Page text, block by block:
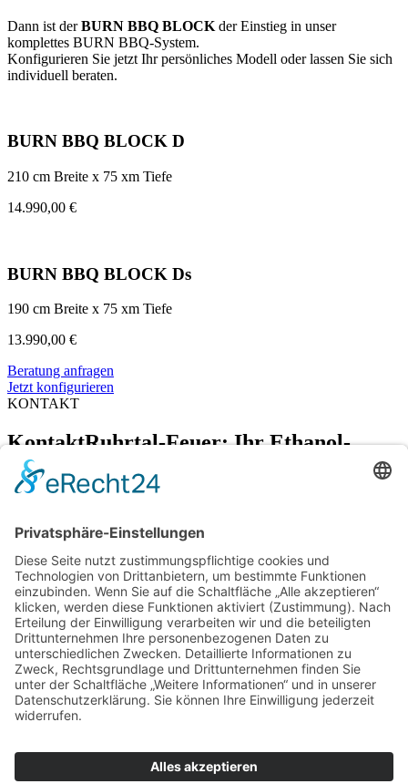
Dann ist derBURN BBQ BLOCK der Einstieg in unser
komplettes BURN BBQ-System.
Konfigurieren Sie jetzt Ihr persönliches Modell oder lassen Sie sich
individuell beraten.
BURN BBQ BLOCK D
210 cm Breite x 75 xm Tiefe
14.990,00 €
BURN BBQ BLOCK Ds
190 cm Breite x 75 xm Tiefe
13.990,00 €
Beratung anfragen
Jetzt konfigurieren
KONTAKT
KontaktRuhrtal-Feuer: Ihr Ethanol-
Kamin-Spezialist
44797 Bochum
0234 – 60938159
info@ruhrtal-feuer.de
Kontakt & Anfahrt
Datenschutzerklärung
Impressum
AGB